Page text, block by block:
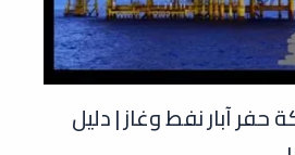
آبار نفط وغاز | دليل